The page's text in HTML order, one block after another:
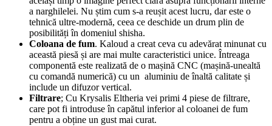
a narghilelei. Nu știm cum s-a reușit acest lucru, dar este o
tehnică ultre-modernă, ceea ce deschide un drum plin de
posibilități în domeniul shisha.
Coloana de fum. Kaloud a creat ceva cu adevărat minunat cu
această piesă și are mai multe caracteristici unice. Întreaga
componentă este realizată de o mașină CNC (mașină-unealtă
cu comandă numerică) cu un aluminiu de înaltă calitate și
include un difuzor vertical.
Filtrare; Cu Krysalis Eltheria vei primi 4 piese de filtrare,
care pot fi introduse în capătul inferior al coloanei de fum
pentru a obține un gust mai curat.